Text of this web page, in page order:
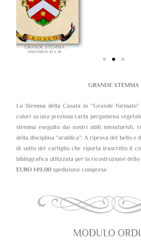
GRANDE STEMMA
Lo Stemma della Casata in “Grande
colori su una preziosa carta pergamena
stemma eseguito dai nostri abili miniaturisti,
della disciplina “araldica”. A riprova del bello e
di sotto del cartiglio che riporta trascritto il
bibliografica utilizzata per la ricostruzione dello
EURO 149,00 spedizione compresa
MODULO